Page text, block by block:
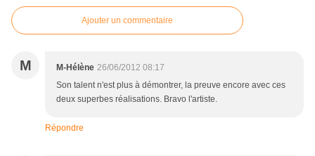
Ajouter un commentaire
M M-Hélène 26/06/2012 08:17
Son talent n'est plus à démontrer, la preuve encore avec ces
deux superbes réalisations. Bravo l'artiste.
Répondre